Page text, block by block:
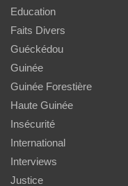
Education
Faits Divers
Guéckédou
Guinée
Guinée Forestière
Haute Guinée
Insécurité
International
Interviews
Justice